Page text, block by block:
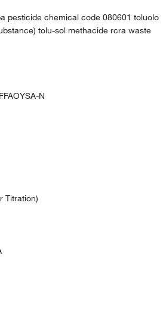
pesticide chemical code 080601 toluolo
tolu-sol methacide rcra waste
N
Titration)